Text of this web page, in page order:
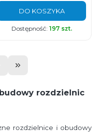
DO KOSZYKA
Dostępność: 197 szt.
Przejdź do ostatniej
rozdzielnic
rozdzielnice i obudowy